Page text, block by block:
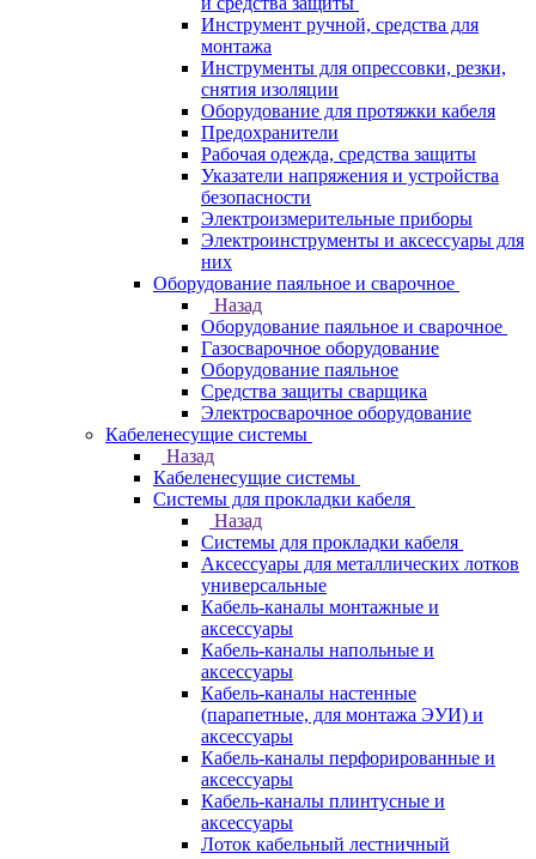
Инструмент ручной, средства для
монтажа
Инструменты для опрессовки, резки,
снятия изоляции
Оборудование для протяжки кабеля
Предохранители
Рабочая одежда, средства защиты
Указатели напряжения и устройства
безопасности
Электроизмерительные приборы
Электроинструменты и аксессуары для
них
Оборудование паяльное и сварочное
Назад
Оборудование паяльное и сварочное
Газосварочное оборудование
Оборудование паяльное
Средства защиты сварщика
Электросварочное оборудование
Кабеленесущие системы
Назад
Кабеленесущие системы
Системы для прокладки кабеля
Назад
Системы для прокладки кабеля
Аксессуары для металлических лотков
универсальные
Кабель-каналы монтажные и
аксессуары
Кабель-каналы напольные и
аксессуары
Кабель-каналы настенные
(парапетные, для монтажа ЭУИ) и
аксессуары
Кабель-каналы перфорированные и
аксессуары
Кабель-каналы плинтусные и
аксессуары
Лоток кабельный лестничный